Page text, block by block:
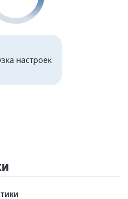
настроек